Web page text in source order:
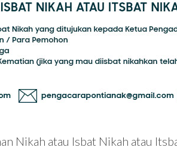
Nikah atau Isbat Nikah atau